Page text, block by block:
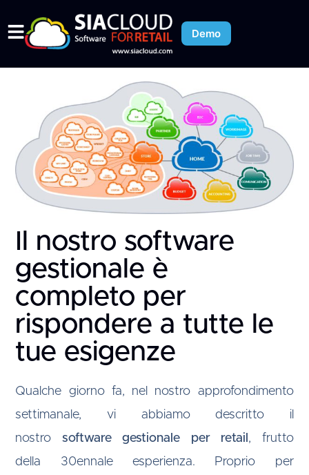
Demo
Il nostro software
gestionale è
completo per
rispondere a tutte le
tue esigenze
Qualche giorno fa, nel nostro approfondimento
settimanale, vi abbiamo descritto il
nostro software gestionale per retail , frutto
della 30ennale esperienza. Proprio per